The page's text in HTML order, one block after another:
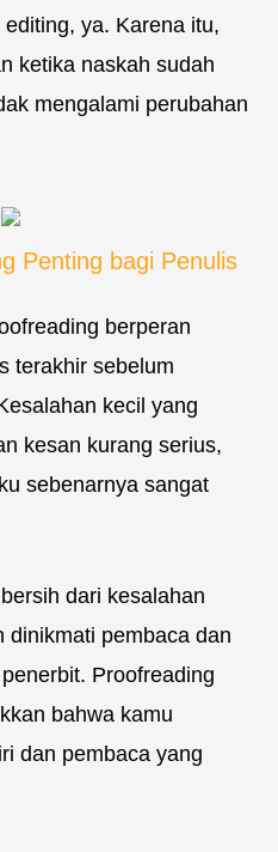
ya. Karena itu,
ketika naskah sudah
mengalami perubahan
Penting bagi Penulis
berperan
terakhir sebelum
kecil yang
kesan kurang serius,
sebenarnya sangat
dari kesalahan
dinikmati pembaca dan
Proofreading
bahwa kamu
dan pembaca yang